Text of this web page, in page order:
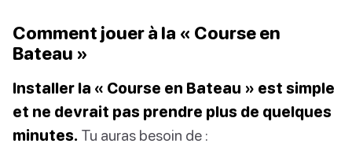
Comment jouer à la « Course en
Bateau »
Installer la « Course en Bateau » est simple
et ne devrait pas prendre plus de quelques
minutes. Tu auras besoin de :